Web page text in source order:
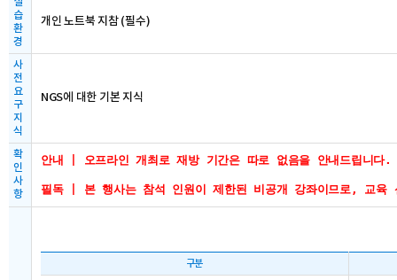
습
환
경
개인 노트북 지참 (필수)
사
전
요
구
지
식
NGS에 대한 기본 지식
확
인
사
항
안내 | 오프라인 개최로 재방 기간은 따로 없음을 안내드립니다
필독 | 본 행사는 참석 인원이 제한된 비공개 강좌이므로, 교육
구분